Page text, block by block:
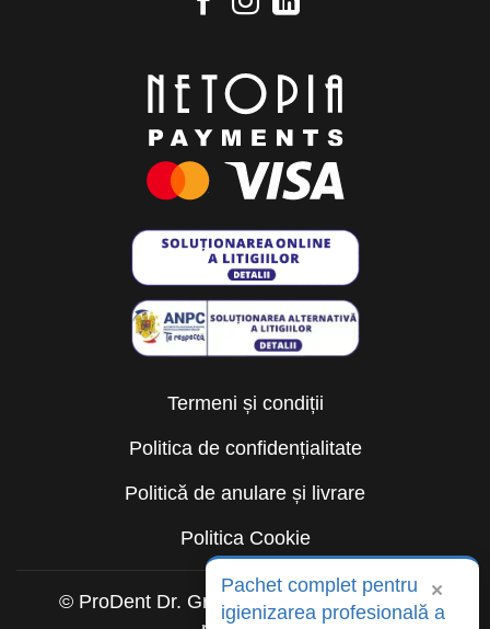
Termeni și condiții
Politica de confidențialitate
Politică de anulare și livrare
Politica Cookie
© ProDent Dr. Gruia 2026. Toate drepturile ×
Pachet complet pentru
igienizarea profesională a